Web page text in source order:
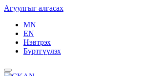
Агуулгыг алгасах
MN
EN
Нэвтрэх
Бүртгүүлэх